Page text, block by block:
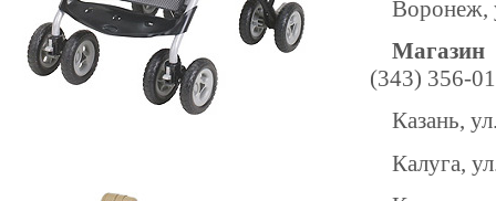
Воронеж,
Магазин
(343) 356-
Казань,
Калуга,